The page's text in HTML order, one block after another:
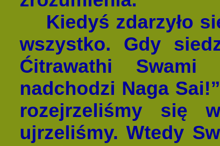
Kiedyś zdarzyło
wszystko. Gdy
Ćitrawathi Swami
nadchodzi Naga
rozejrzeliśmy się
ujrzeliśmy. Wtedy